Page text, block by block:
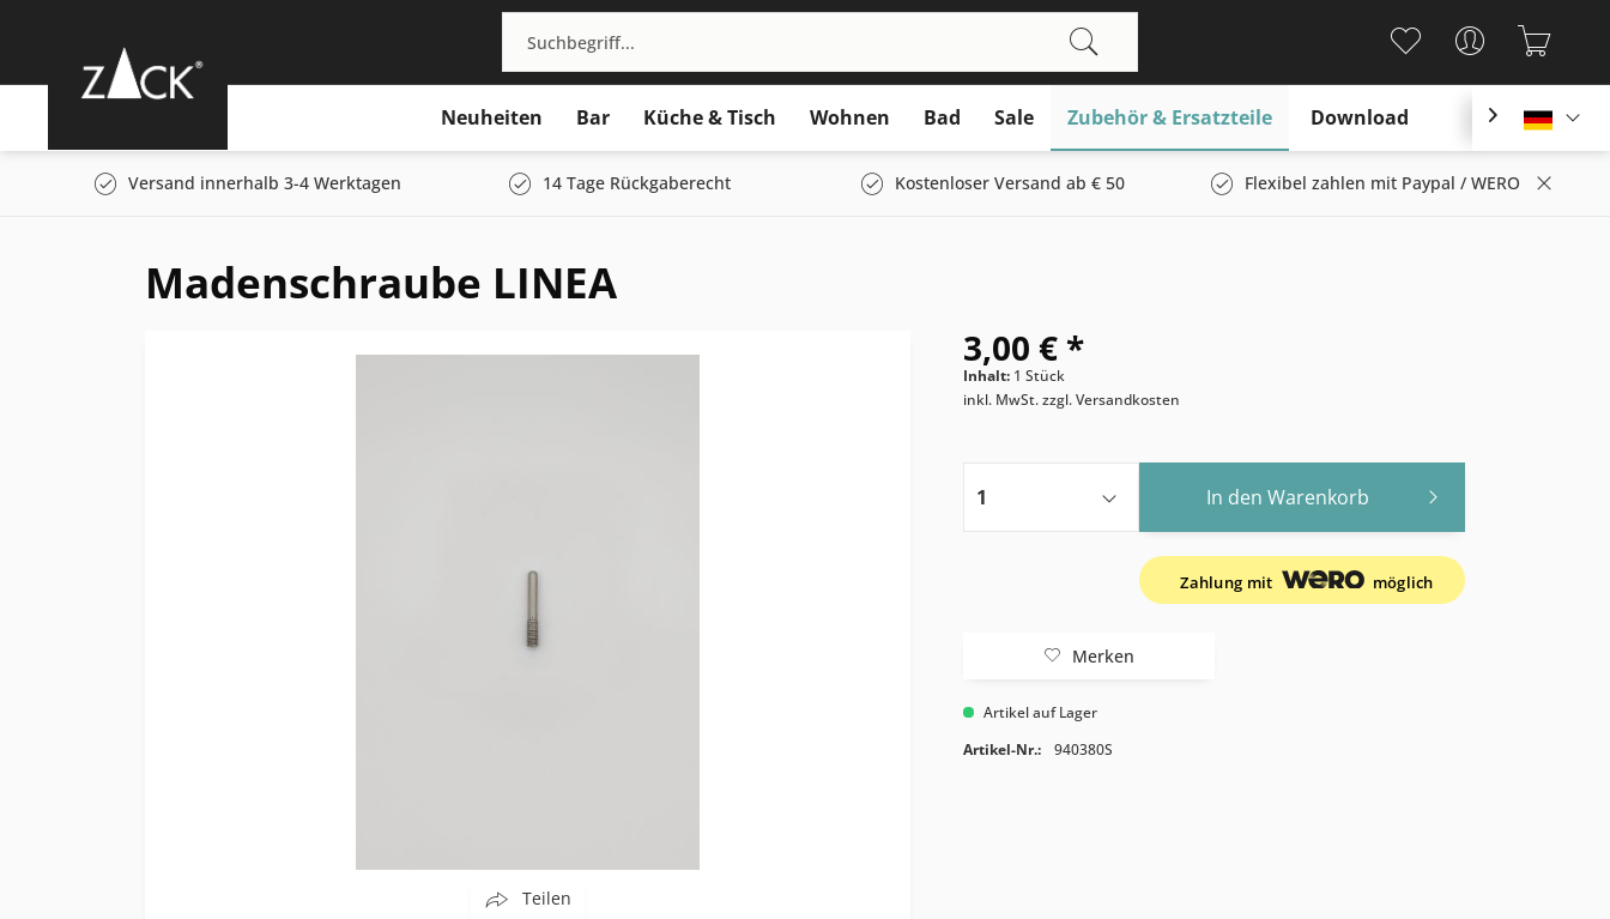
Neuheiten Bar Küche & Tisch Wohnen Bad Sale Zubehör & Ersatzteile Download 
Versand innerhalb 3-4 Werktagen 14 Tage Rückgaberecht Kostenloser Versand ab € 50 Flexibel zahlen mit Paypal / WERO
Madenschraube LINEA
Teilen
3,00 € *
Inhalt: 1 Stück
inkl. MwSt.zzgl. Versandkosten
In den Warenkorb
Zahlung mit möglich
Merken
Artikel auf Lager
Artikel-Nr.:
940380S